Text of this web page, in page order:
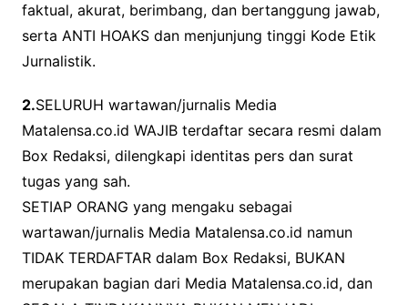
faktual, akurat, berimbang, dan bertanggung jawab,
serta ANTI HOAKS dan menjunjung tinggi Kode Etik
Jurnalistik.
2.SELURUH wartawan/jurnalis Media
Matalensa.co.id WAJIB terdaftar secara resmi dalam
Box Redaksi, dilengkapi identitas pers dan surat
tugas yang sah.
SETIAP ORANG yang mengaku sebagai
wartawan/jurnalis Media Matalensa.co.id namun
TIDAK TERDAFTAR dalam Box Redaksi, BUKAN
merupakan bagian dari Media Matalensa.co.id, dan